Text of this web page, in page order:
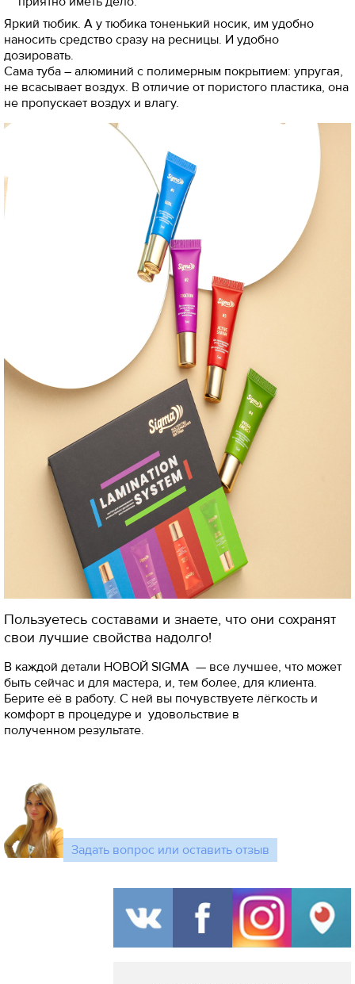
Яркий тюбик. А у тюбика тоненький носик, им удобно
наносить средство сразу на ресницы. И удобно
дозировать.
Сама туба – алюминий с полимерным покрытием: упругая,
не всасывает воздух. В отличие от пористого пластика, она
не пропускает воздух и влагу.
Пользуетесь составами и знаете, что они сохранят
свои лучшие свойства надолго!
В каждой детали НОВОЙ SIGMA — все лучшее, что может
быть сейчас и для мастера, и, тем более, для клиента.
Берите её в работу. С ней вы почувствуете лёгкость и
комфорт в процедуре и удовольствие в
полученном результате.
Задать вопрос или оставить отзыв